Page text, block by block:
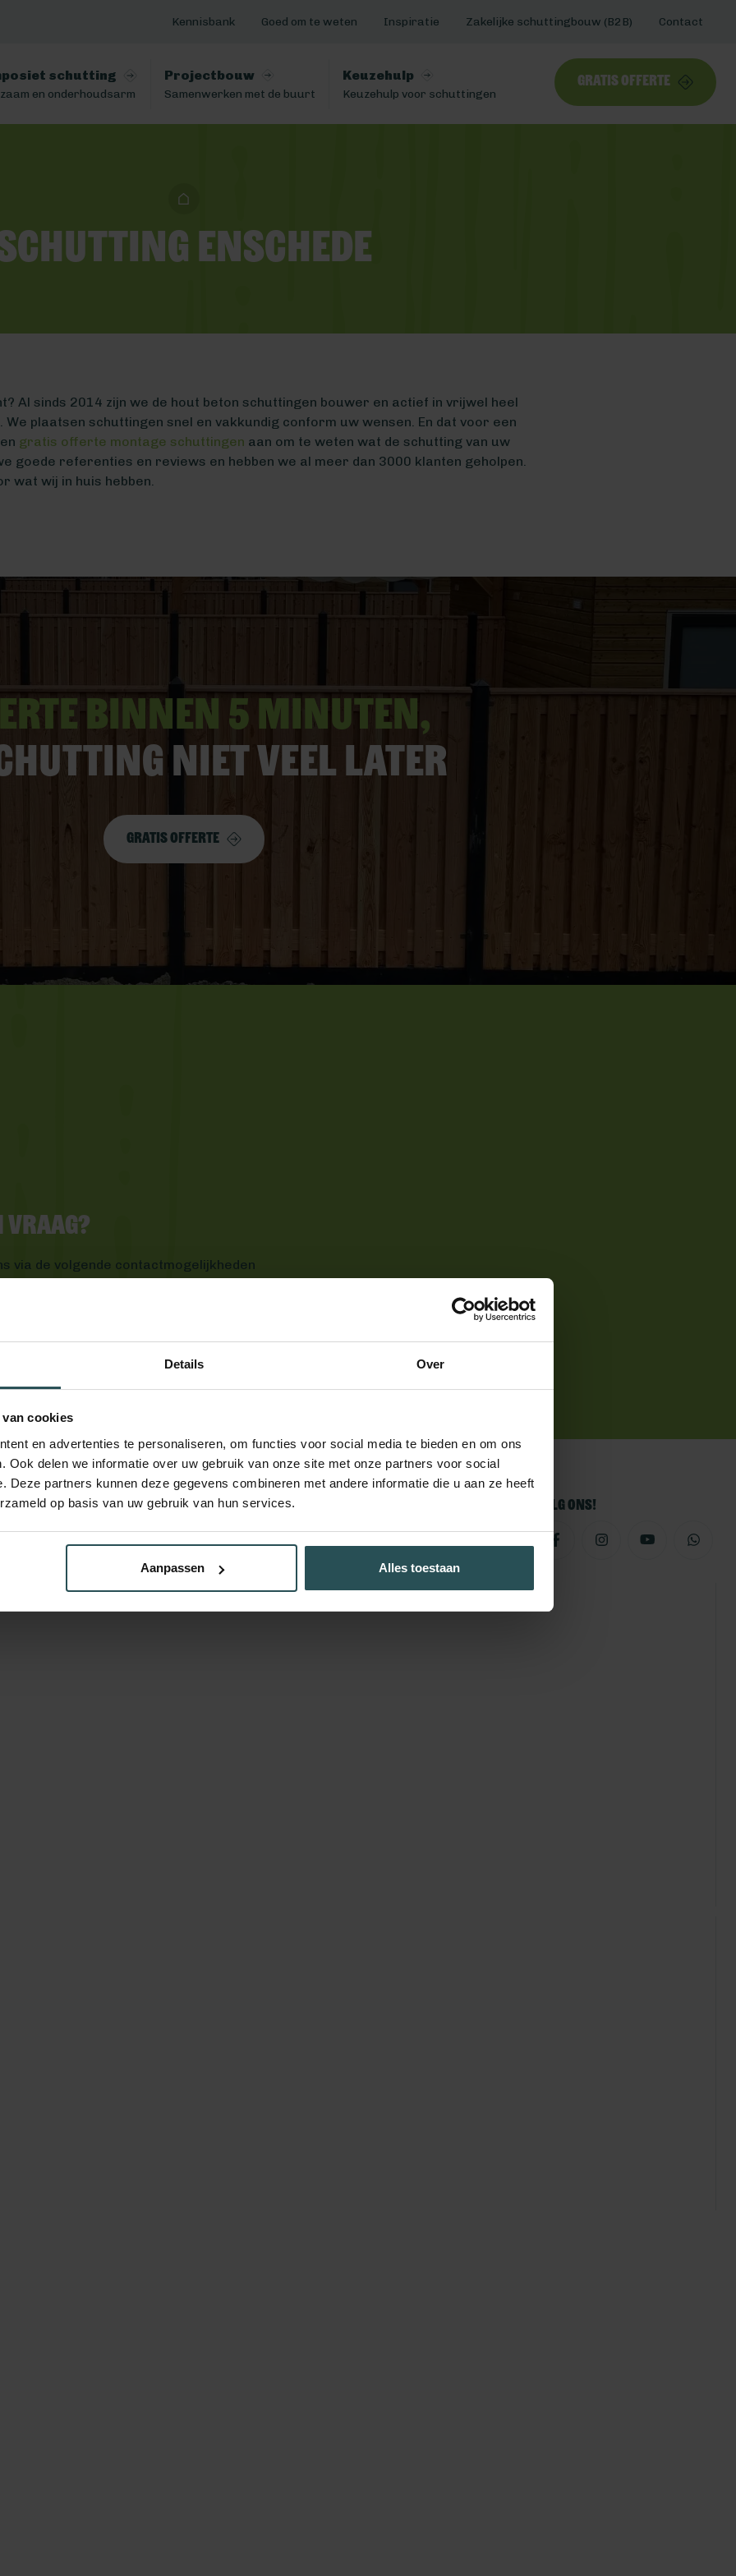
Details Over
cookies
en advertenties te personaliseren, om functies voor social media te bieden en om ons
Ook delen we informatie over uw gebruik van onze site met onze partners voor social
Deze partners kunnen deze gegevens combineren met andere informatie die u aan ze heeft
op basis van uw gebruik van hun services.
Aanpassen Alles toestaan
Kennisbank Goed om te weten Inspiratie Zakelijke schuttingbouw (B2B) Contact
schutting
en onderhoudsarm
Projectbouw
Samenwerken met de buurt
Keuzehulp
Keuzehulp voor schuttingen
Gratis offerte
Enschede
Al sinds 2014 zijn we de hout beton schuttingen bouwer en actief in vrijwel heel
We plaatsen schuttingen snel en vakkundig conform uw wensen. En dat voor een
gratis offerte montage schuttingen aan om te weten wat de schutting van uw
goede referenties en reviews en hebben we al meer dan 3000 klanten geholpen.
wat wij in huis hebben.
binnen 5 minuten,
niet veel later
Gratis offerte
vraag?
via de volgende contactmogelijkheden
Volg ons!